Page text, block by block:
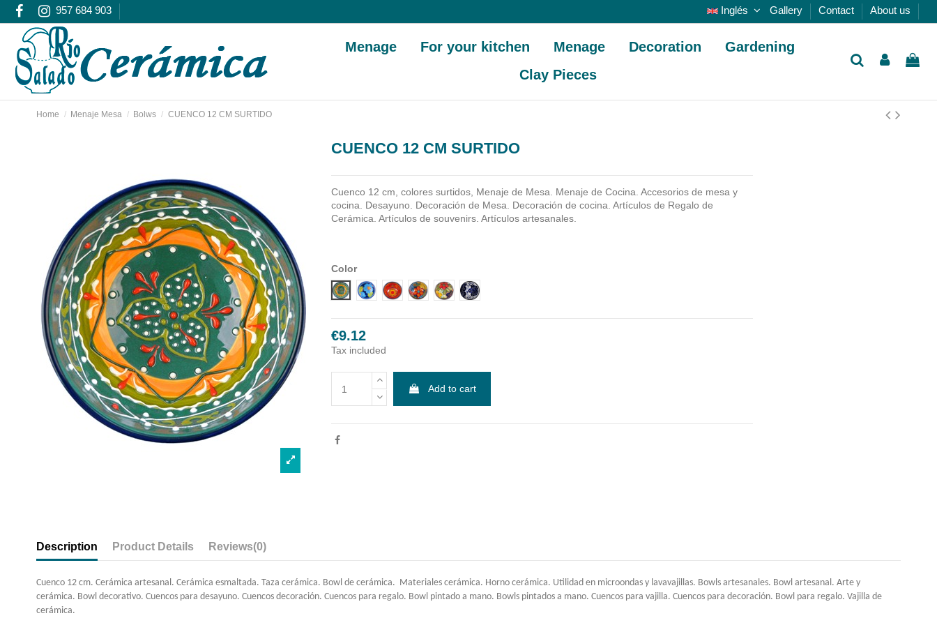
957 684 903 Inglés Gallery Contact About us
Menage For your kitchen Menage Decoration
Gardening
Clay Pieces
Home Menaje Mesa Bolws CUENCO 12 CM SURTIDO
CUENCO 12 CM SURTIDO
Cuenco 12 cm, colores surtidos, Menaje de Mesa. Menaje de Cocina. Accesorios de mesa y
cocina. Desayuno. Decoración de Mesa. Decoración de cocina. Artículos de Regalo de
Cerámica. Artículos de souvenirs. Artículos artesanales.
Color
Diseño 1Diseño 2Diseño 3Diseño 4Diseño 5Diseño 6
€9.12
Tax included
Add to cart
Description Product Details Reviews(0)
Cuenco 12 cm. Cerámica artesanal. Cerámica esmaltada. Taza cerámica. Bowl de cerámica. Materiales cerámica. Horno cerámica. Utilidad en microondas y lavavajillas. Bowls artesanales. Bowl artesanal. Arte y
cerámica. Bowl decorativo. Cuencos para desayuno. Cuencos decoración. Cuencos para regalo. Bowl pintado a mano. Bowls pintados a mano. Cuencos para vajilla. Cuencos para decoración. Bowl para regalo. Vajilla de
cerámica.